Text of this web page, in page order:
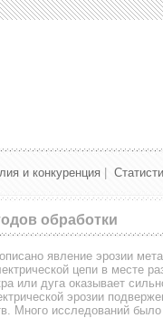
и конкуренция
обработки
явление эрозии
цепи в месте
или дуга оказывает
эрозии
Много исследований